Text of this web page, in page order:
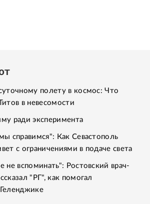
полету в космос: Что
в невесомости
ради эксперимента
справимся": Как Севастополь
с ограничениями в подаче света
не вспоминать": Ростовский врач-
"РГ", как помогал